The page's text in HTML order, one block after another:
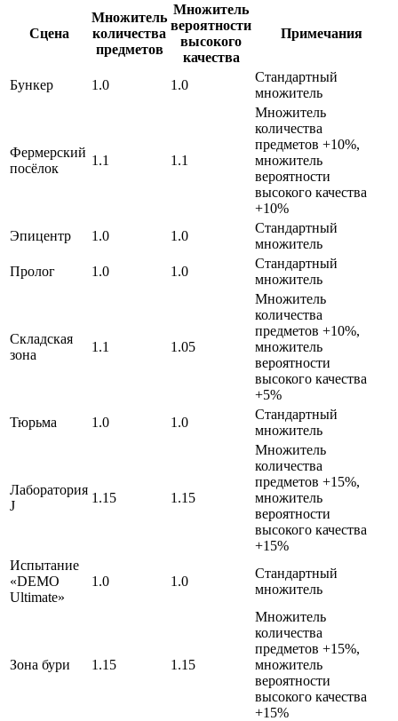
Сцена
Множитель
количества
предметов
Множитель
вероятности
высокого
качества
Примечания
Бункер 1.0 1.0
Стандартный
множитель
Фермерский
посёлок
1.1 1.1
Множитель
количества
предметов +10%,
множитель
вероятности
высокого качества
+10%
Эпицентр
1.0 1.0
Стандартный
множитель
Пролог
1.0 1.0
Стандартный
множитель
Складская
зона
1.1 1.05
Множитель
количества
предметов +10%,
множитель
вероятности
высокого качества
+5%
Тюрьма
1.0 1.0
Стандартный
множитель
Лаборатория
J
1.15 1.15
Множитель
количества
предметов +15%,
множитель
вероятности
высокого качества
+15%
Испытание
«DEMO
Ultimate»
1.0 1.0
Стандартный
множитель
Зона бури 1.15 1.15
Множитель
количества
предметов +15%,
множитель
вероятности
высокого качества
+15%